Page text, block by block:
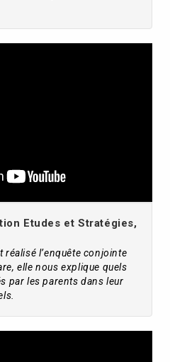
Etudes et Stratégies,
réalisé l’enquête conjointe
elle nous explique quels
par les parents dans leur